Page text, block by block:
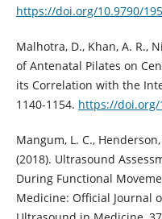
https://doi.org/10.9790/
Malhotra, D., Khan, A. R.,
of Antenatal Pilates on
its Correlation with the
1140-1154. https://doi.org/
Mangum, L. C.,
(2018). Ultrasound
During Functional
Medicine: Official Journal